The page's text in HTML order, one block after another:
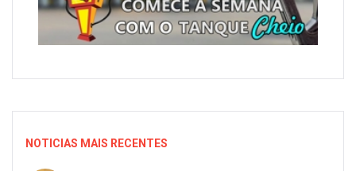
NOTICIAS MAIS RECENTES